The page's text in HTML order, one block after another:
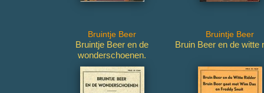
Bruintje Beer
Bruintje Beer en de
wonderschoenen.
Bruintje Beer
Bruin Beer en de witte